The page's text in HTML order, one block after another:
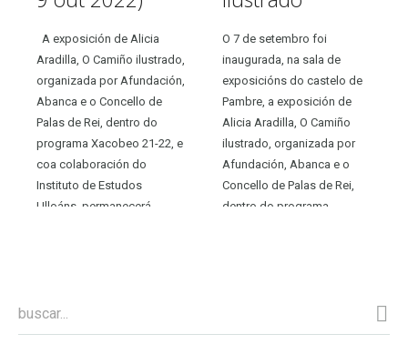
A exposición de Alicia
Aradilla, O Camiño ilustrado,
organizada por Afundación,
Abanca e o Concello de
Palas de Rei, dentro do
programa Xacobeo 21-22, e
coa colaboración do
Instituto de Estudos
Ulloáns, permanecerá
O 7 de setembro foi
inaugurada, na sala de
exposicións do castelo de
Pambre, a exposición de
Alicia Aradilla, O Camiño
ilustrado, organizada por
Afundación, Abanca e o
Concello de Palas de Rei,
dentro do programa